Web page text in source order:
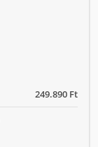
249.890 Ft